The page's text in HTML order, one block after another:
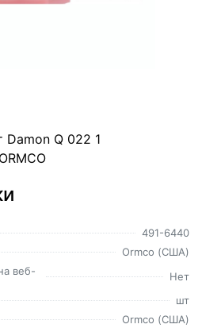
Q 022 1
491-6440
Ormco (США)
веб-
Нет
шт
Ormco (США)